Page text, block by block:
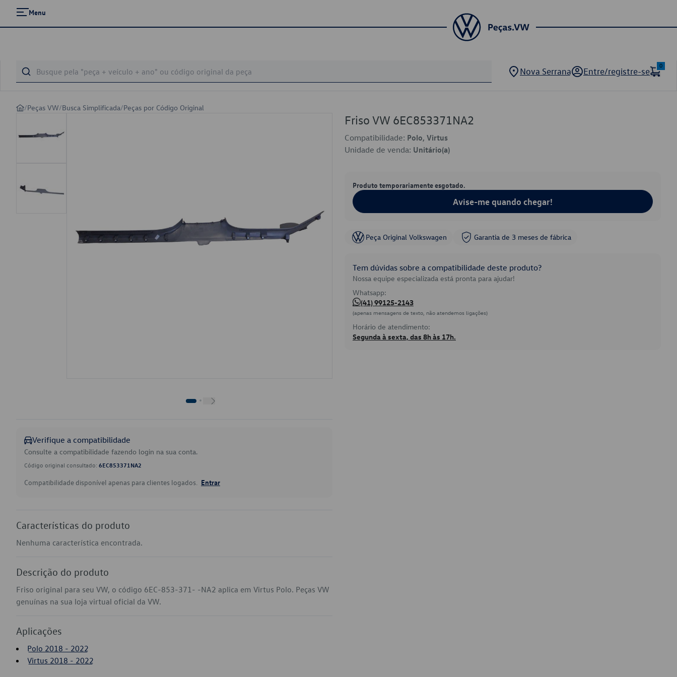
Menu
Nova Serrana Entre/registre-se
0
/Peças VW/Busca Simplificada/Peças por Código Original
Verifique a compatibilidade
Consulte a compatibilidade fazendo login na sua conta.
Código original consultado: 6EC853371NA2
Compatibilidade disponível apenas para clientes logados. Entrar
Características do produto
Nenhuma característica encontrada.
Descrição do produto
Friso original para seu VW, o código 6EC-853-371- -NA2 aplica em Virtus Polo. Peças VW
genuínas na sua loja virtual oficial da VW.
Aplicações
Polo 2018 - 2022
Virtus 2018 - 2022
Friso VW 6EC853371NA2
Compatibilidade: Polo, Virtus
Unidade de venda: Unitário(a)
Produto temporariamente esgotado.
Avise-me quando chegar!
Peça Original Volkswagen Garantia de 3 meses de fábrica
Tem dúvidas sobre a compatibilidade deste produto?
Nossa equipe especializada está pronta para ajudar!
Whatsapp:
(41) 99125-2143
(apenas mensagens de texto, não atendemos ligações)
Horário de atendimento:
Segunda à sexta, das 8h às 17h.